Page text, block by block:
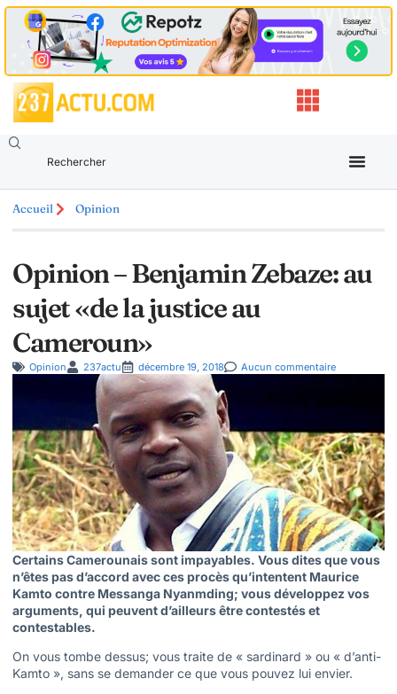
Accueil Opinion
Opinion – Benjamin Zebaze: au
sujet «de la justice au
Cameroun»
Opinion 237actu décembre 19, 2018 Aucun commentaire
Certains Camerounais sont impayables. Vous dites que vous
n’êtes pas d’accord avec ces procès qu’intentent Maurice
Kamto contre Messanga Nyanmding; vous développez vos
arguments, qui peuvent d’ailleurs être contestés et
contestables.
On vous tombe dessus; vous traite de « sardinard » ou « d’anti-
Kamto », sans se demander ce que vous pouvez lui envier.